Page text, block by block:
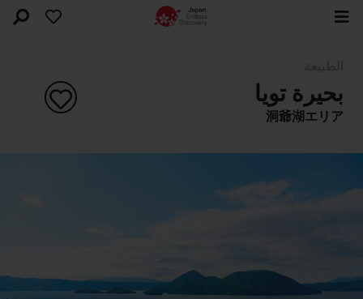
بحيرة تويا
洞爺湖エリア